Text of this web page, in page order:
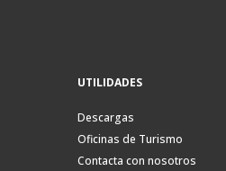
UTILIDADES
Descargas
Oficinas de Turismo
Contacta con nosotros